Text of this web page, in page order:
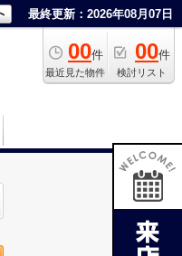
最終更新：2026年08月07日
00件
最近見た物件
00件
検討リスト